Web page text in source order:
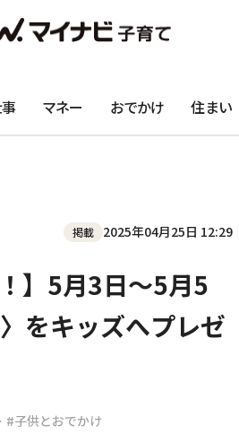
マネー おでかけ 住まい
掲載 2025年04月25日 12:29
】5月3日〜5月5
をキッズへプレゼ
#子供とおでかけ